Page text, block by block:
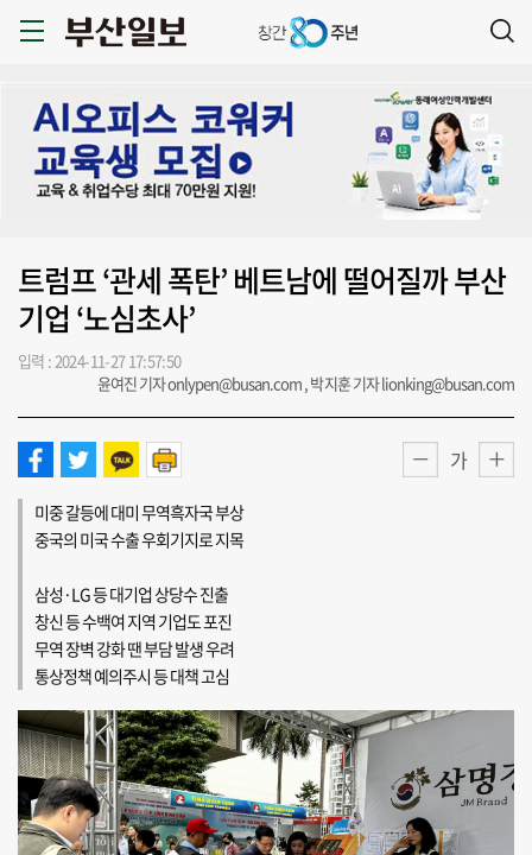
트럼프 ‘관세 폭탄’ 베트남에 떨어질까 부산
기업 ‘노심초사’
입력 : 2024-11-27 17:57:50
윤여진 기자 onlypen@busan.com , 박지훈 기자 lionking@busan.com
가
미중 갈등에 대미 무역흑자국 부상
중국의 미국 수출 우회기지로 지목
삼성·LG 등 대기업 상당수 진출
창신 등 수백여 지역 기업도 포진
무역 장벽 강화 땐 부담 발생 우려
통상정책 예의주시 등 대책 고심